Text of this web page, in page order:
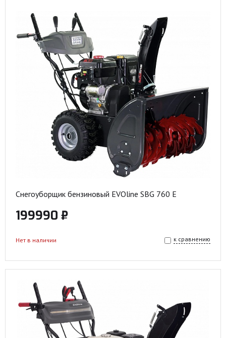
Снегоуборщик бензиновый EVOline SBG 760 E
199990 ₽
к сравнению
Нет в наличии